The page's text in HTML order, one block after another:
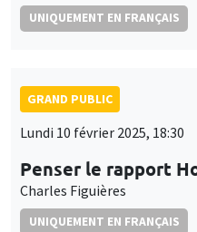
UNIQUEMENT EN FRANÇAIS
GRAND PUBLIC
Lundi 10 février 2025, 18:30
Penser le rapport
Charles Figuières
UNIQUEMENT EN FRANÇAIS